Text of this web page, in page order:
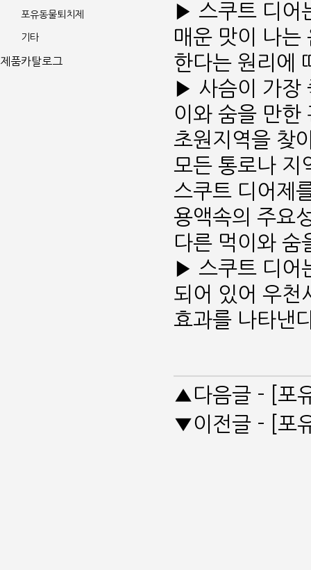
포유동물퇴치제
기타
제품카탈로그
▶ 스쿠트 디어
매운 맛이 나는
한다는 원리에
▶ 사슴이 가장
이와 숨을 만한
초원지역을 찾
모든 통로나 지
스쿠트 디어제
용액속의 주요
다른 먹이와 숨
▶ 스쿠트 디어
되어 있어 우천
효과를 나타낸
▲다음글 - [포
▼이전글 - [포